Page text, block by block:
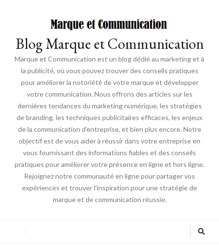
Blog Marque et Communication
Marque et Communication est un blog dédié au marketing et à
la publicité, où vous pouvez trouver des conseils pratiques
pour améliorer la notoriété de votre marque et développer
votre communication. Nous offrons des articles sur les
dernières tendances du marketing numérique, les stratégies
de branding, les techniques publicitaires efficaces, les enjeux
de la communication d'entreprise, et bien plus encore. Notre
objectif est de vous aider à réussir dans votre entreprise en
vous fournissant des informations fiables et des conseils
pratiques pour améliorer votre présence en ligne et hors ligne.
Rejoignez notre communauté en ligne pour partager vos
expériences et trouver l'inspiration pour une stratégie de
marque et de communication réussie.